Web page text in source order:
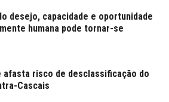
desejo, capacidade e oportunidade
humana pode tornar-se
afasta risco de desclassificação do
Cascais